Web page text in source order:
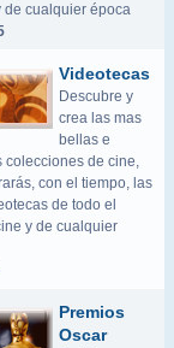
de cualquier época
Videotecas
Descubre y
crea las mas
bellas e
colecciones de cine,
con el tiempo, las
de todo el
y de cualquier
Premios
Oscar